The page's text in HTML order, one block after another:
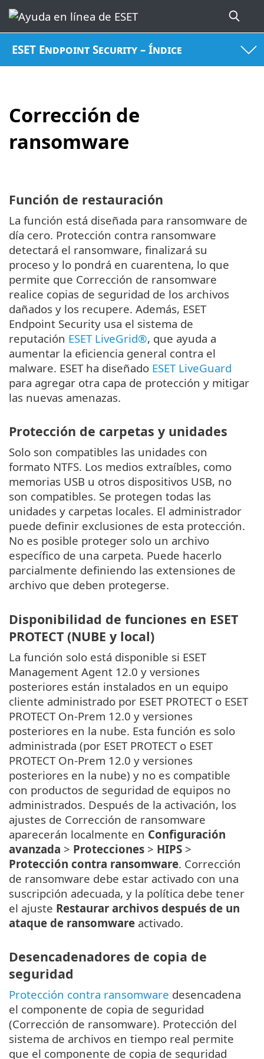
ESET Endpoint Security – Índice
Corrección de
ransomware
Función de restauración
La función está diseñada para ransomware de
día cero. Protección contra ransomware
detectará el ransomware, finalizará su
proceso y lo pondrá en cuarentena, lo que
permite que Corrección de ransomware
realice copias de seguridad de los archivos
dañados y los recupere. Además, ESET
Endpoint Security usa el sistema de
reputación ESET LiveGrid®, que ayuda a
aumentar la eficiencia general contra el
malware. ESET ha diseñado ESET LiveGuard
para agregar otra capa de protección y mitigar
las nuevas amenazas.
Protección de carpetas y unidades
Solo son compatibles las unidades con
formato NTFS. Los medios extraíbles, como
memorias USB u otros dispositivos USB, no
son compatibles. Se protegen todas las
unidades y carpetas locales. El administrador
puede definir exclusiones de esta protección.
No es posible proteger solo un archivo
específico de una carpeta. Puede hacerlo
parcialmente definiendo las extensiones de
archivo que deben protegerse.
Disponibilidad de funciones en ESET
PROTECT (NUBE y local)
La función solo está disponible si ESET
Management Agent 12.0 y versiones
posteriores están instalados en un equipo
cliente administrado por ESET PROTECT o ESET
PROTECT On-Prem 12.0 y versiones
posteriores en la nube. Esta función es solo
administrada (por ESET PROTECT o ESET
PROTECT On-Prem 12.0 y versiones
posteriores en la nube) y no es compatible
con productos de seguridad de equipos no
administrados. Después de la activación, los
ajustes de Corrección de ransomware
aparecerán localmente en Configuración
avanzada > Protecciones > HIPS >
Protección contra ransomware. Corrección
de ransomware debe estar activado con una
suscripción adecuada, y la política debe tener
el ajuste Restaurar archivos después de un
ataque de ransomware activado.
Desencadenadores de copia de
seguridad
Protección contra ransomware desencadena
el componente de copia de seguridad
(Corrección de ransomware). Protección del
sistema de archivos en tiempo real permite
que el componente de copia de seguridad